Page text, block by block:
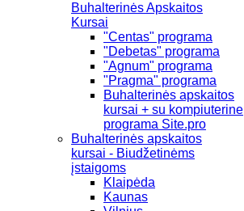
Buhalterinės Apskaitos
Kursai
"Centas" programa
"Debetas" programa
"Agnum" programa
"Pragma" programa
Buhalterinės apskaitos
kursai + su kompiuterine
programa Site.pro
Buhalterinės apskaitos
kursai - Biudžetinėms
įstaigoms
Klaipėda
Kaunas